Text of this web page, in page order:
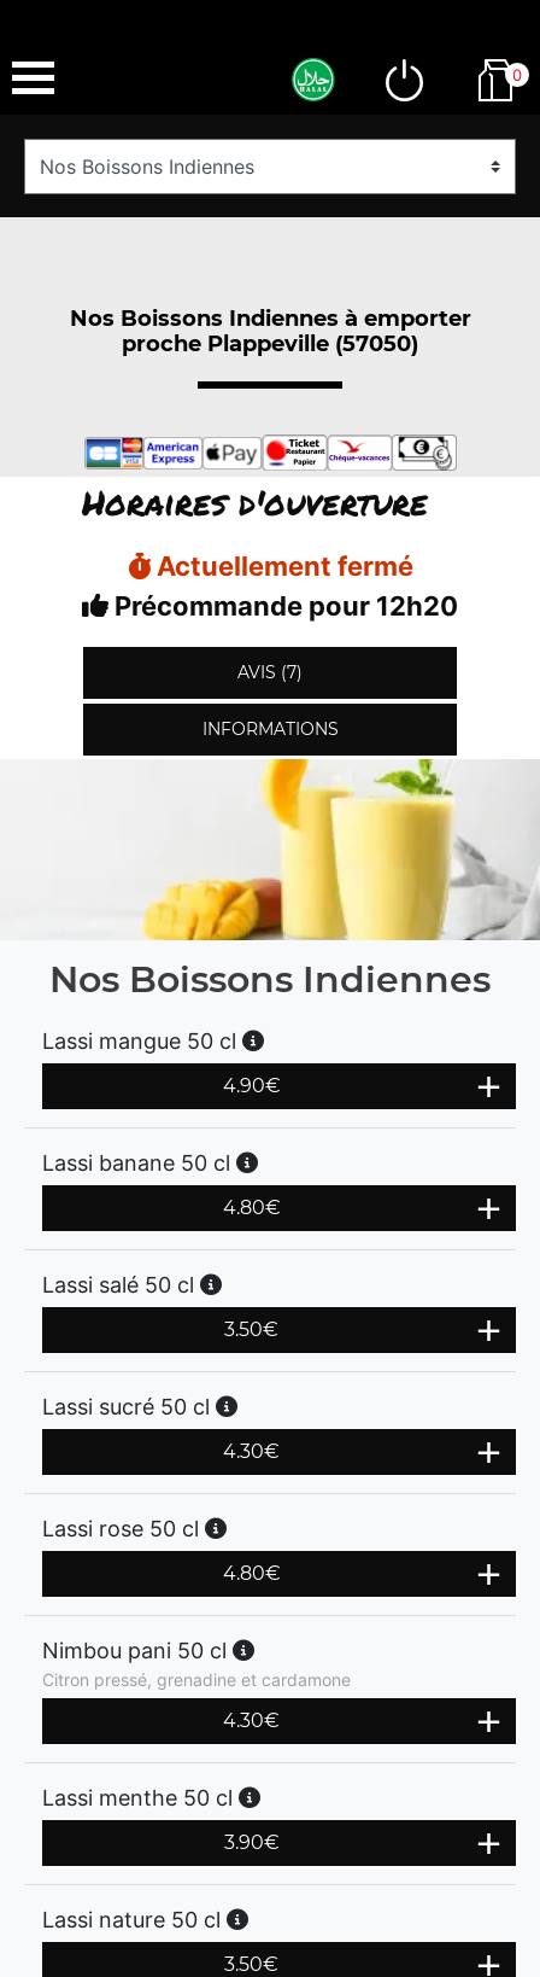
0
Nos Boissons Indiennes à emporter
proche Plappeville (57050)
Horaires d'ouverture
Actuellement fermé
Précommande pour 12h20
AVIS (7)
INFORMATIONS
Nos Boissons Indiennes
Lassi mangue 50 cl
4.90€
Lassi banane 50 cl
4.80€
Lassi salé 50 cl
3.50€
Lassi sucré 50 cl
4.30€
Lassi rose 50 cl
4.80€
Nimbou pani 50 cl
Citron pressé, grenadine et cardamone
4.30€
Lassi menthe 50 cl
3.90€
Lassi nature 50 cl
3.50€